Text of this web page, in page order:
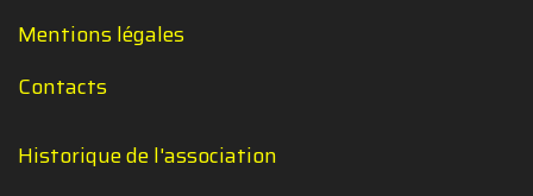
Mentions légales
Contacts
Historique de l'association